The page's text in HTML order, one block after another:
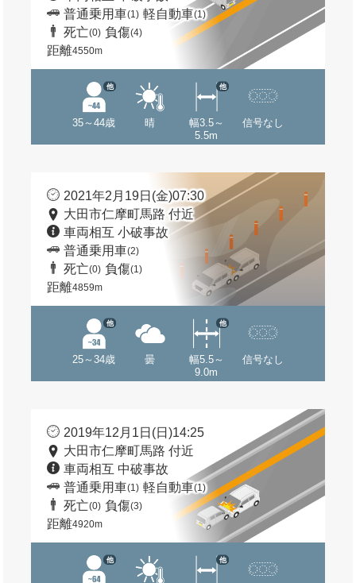
普通乗用車(1) 軽自動車(1)
死亡(0) 負傷(4)
距離4550m
35～44歳
他
晴
幅3.5～
5.5m
他
信号なし
2021年2月19日(金)07:30
大田市仁摩町馬路 付近
車両相互 小破事故
普通乗用車(2)
死亡(0) 負傷(1)
距離4859m
25～34歳
他
曇
幅5.5～
9.0m
他
信号なし
2019年12月1日(日)14:25
大田市仁摩町馬路 付近
車両相互 中破事故
普通乗用車(1) 軽自動車(1)
死亡(0) 負傷(3)
距離4920m
他 他